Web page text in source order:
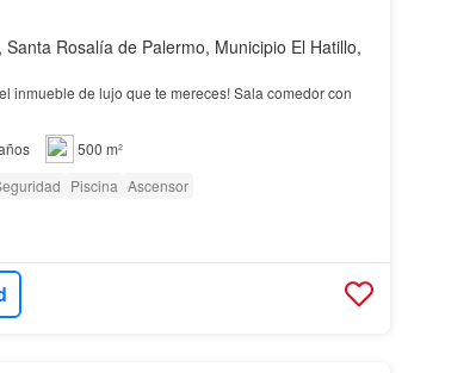
Santa Rosalía de Palermo, Municipio El Hatillo,
inmueble de lujo que te mereces! Sala comedor con
500 m²
Piscina Ascensor